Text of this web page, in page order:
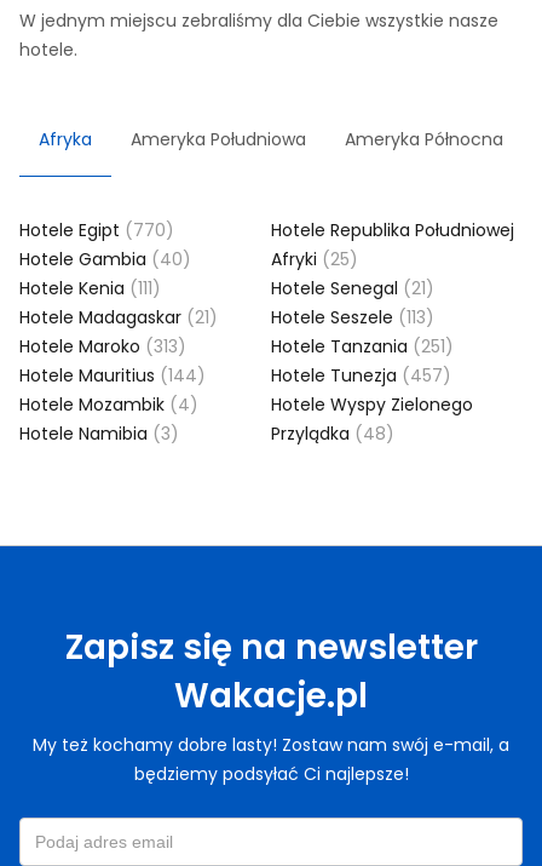
W jednym miejscu zebraliśmy dla Ciebie wszystkie nasze
hotele.
Afryka Ameryka Południowa Ameryka Północna
Hotele Egipt (770)
Hotele Gambia (40)
Hotele Kenia (111)
Hotele Madagaskar (21)
Hotele Maroko (313)
Hotele Mauritius (144)
Hotele Mozambik (4)
Hotele Namibia (3)
Hotele Republika Południowej
Afryki (25)
Hotele Senegal (21)
Hotele Seszele (113)
Hotele Tanzania (251)
Hotele Tunezja (457)
Hotele Wyspy Zielonego
Przylądka (48)
Zapisz się na newsletter
Wakacje.pl
My też kochamy dobre lasty! Zostaw nam swój e-mail, a
będziemy podsyłać Ci najlepsze!